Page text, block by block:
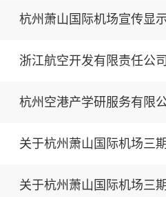
杭州萧山国际机场宣传显
浙江航空开发有限责任公